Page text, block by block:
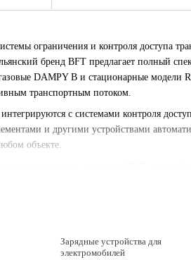
ограничения и контроля доступа
бренд BFT предлагает полный
DAMPY B и стационарные модели
транспортным потоком.
с системами контроля
и другими устройствами
объекте.
Зарядные устройства для
электромобилей